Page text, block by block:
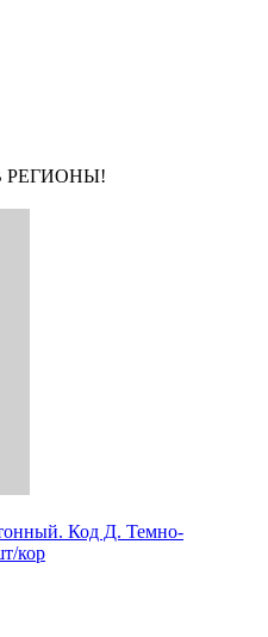
РЕГИОНЫ!
Код Д. Темно-
кор